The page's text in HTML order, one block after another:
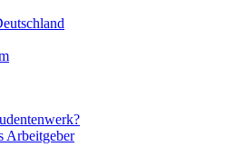
Arbeitgeber